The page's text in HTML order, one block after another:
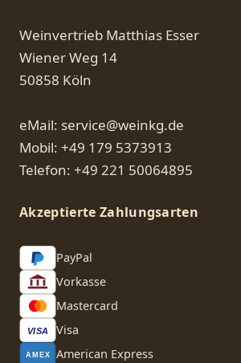
Weinvertrieb Matthias Esser
Wiener Weg 14
50858 Köln
eMail: service@weinkg.de
Mobil: +49 179 5373913
Telefon: +49 221 50064895
Akzeptierte Zahlungsarten
PayPal
Vorkasse
Mastercard
VISA Visa
AMEX American Express